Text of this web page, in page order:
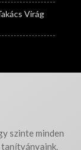
Virág
szinte minden
tanítványaink.